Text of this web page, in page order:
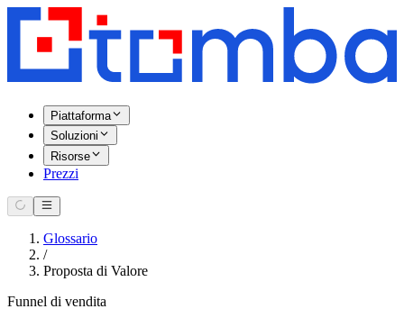
Piattaforma
Soluzioni
Risorse
Prezzi
Glossario
/
Proposta di Valore
Funnel di vendita